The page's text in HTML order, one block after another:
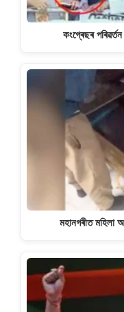
কংগ্ৰেছৰ
মহানগৰীত মহিলা